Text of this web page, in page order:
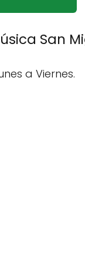
San
a Viernes.